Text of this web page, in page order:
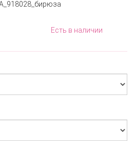
Есть в наличии